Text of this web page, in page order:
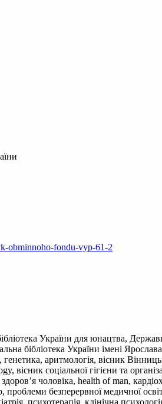
obminnoho-fondu-vyp-61-2
України для юнацтва,
бібліотека України імені
аритмологія, вісник
вісник соціальної гігієни та
чоловіка, health of man,
безперервної медичної